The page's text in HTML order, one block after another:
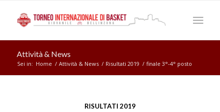
Attività & News
Sei in: Home / Attività & News / Risultati 2019 / finale 3°-4° posto
RISULTATI 2019